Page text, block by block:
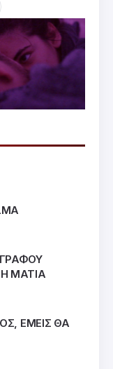
ΜΑΤΙΑ
ΕΜΕΙΣ ΘΑ